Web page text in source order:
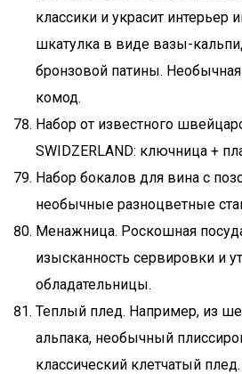
классики и украсит
шкатулка в виде вазы-
бронзовой патины.
комод.
Набор от известного
SWIDZERLAND: ключница +
Набор бокалов для вина с
необычные разноцветные
Менажница. Роскошная
изысканность сервировки и
обладательницы.
Теплый плед. Например, из
альпака, необычный
классический клетчатый плед.